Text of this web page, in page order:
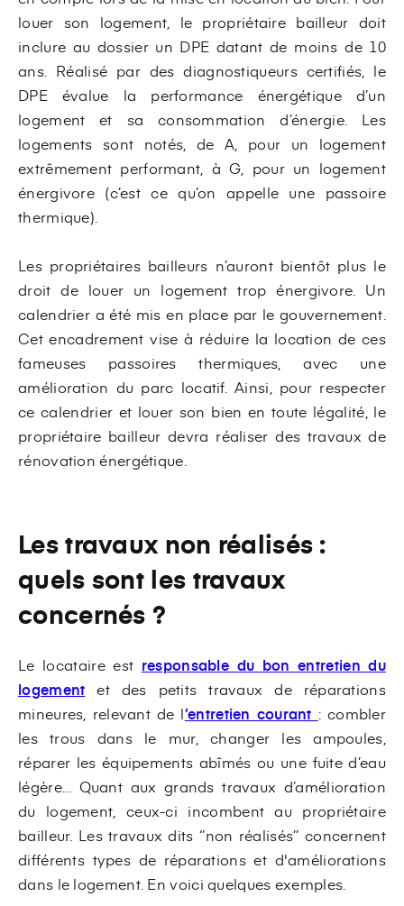
louer son logement, le propriétaire bailleur doit
inclure au dossier un DPE datant de moins de 10
ans. Réalisé par des diagnostiqueurs certifiés, le
DPE évalue la performance énergétique d’un
logement et sa consommation d’énergie. Les
logements sont notés, de A, pour un logement
extrêmement performant, à G, pour un logement
énergivore (c’est ce qu’on appelle une passoire
thermique).
Les propriétaires bailleurs n’auront bientôt plus le
droit de louer un logement trop énergivore. Un
calendrier a été mis en place par le gouvernement.
Cet encadrement vise à réduire la location de ces
fameuses passoires thermiques, avec une
amélioration du parc locatif. Ainsi, pour respecter
ce calendrier et louer son bien en toute légalité, le
propriétaire bailleur devra réaliser des travaux de
rénovation énergétique.
Les travaux non réalisés :
quels sont les travaux
concernés ?
Le locataire est responsable du bon entretien du
logement et des petits travaux de réparations
mineures, relevant de l’entretien courant : combler
les trous dans le mur, changer les ampoules,
réparer les équipements abîmés ou une fuite d’eau
légère… Quant aux grands travaux d’amélioration
du logement, ceux-ci incombent au propriétaire
bailleur. Les travaux dits ‘’non réalisés’’ concernent
différents types de réparations et d'améliorations
dans le logement. En voici quelques exemples.